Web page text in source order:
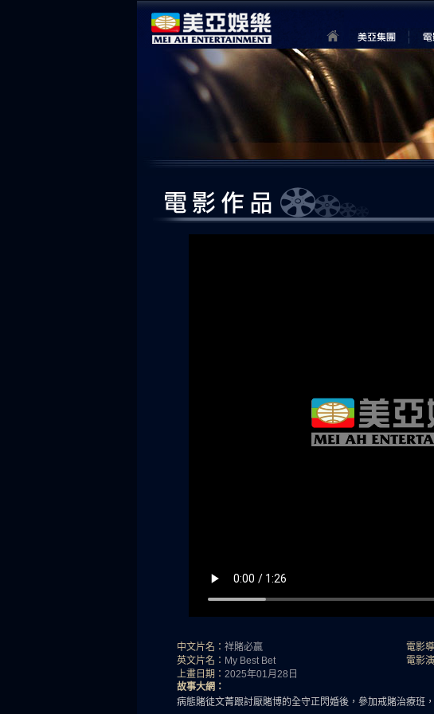
中文片名： 祥賭必贏 電影
英文片名： My Best Bet 電影
上畫日期： 2025年01月28日
故事大網：
病態賭徒文菁跟討厭賭博的全守正閃婚後，參加戒賭治療班